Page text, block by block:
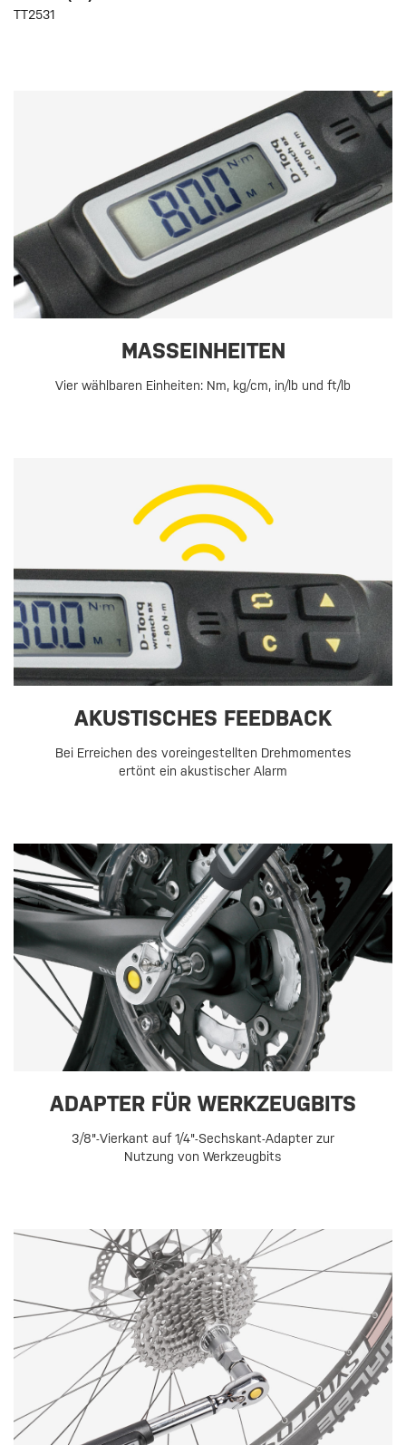
TT2531
MASSEINHEITEN
Vier wählbaren Einheiten: Nm, kg/cm, in/lb und ft/lb
AKUSTISCHES FEEDBACK
Bei Erreichen des voreingestellten Drehmomentes
ertönt ein akustischer Alarm
ADAPTER FÜR WERKZEUGBITS
3/8"-Vierkant auf 1/4"-Sechskant-Adapter zur
Nutzung von Werkzeugbits